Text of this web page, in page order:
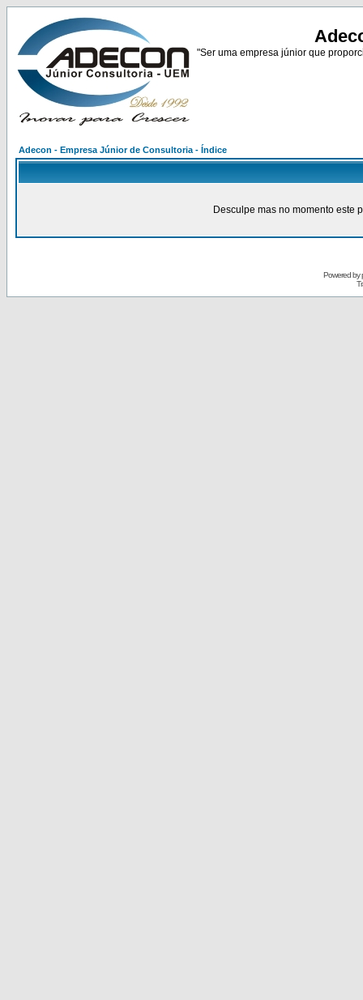
"Ser uma empresa júnior que
Adecon - Empresa Júnior de Consultoria - Índice
Desculpe mas no momento este
Powered by